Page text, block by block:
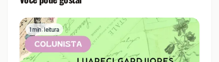
1 min. leitura